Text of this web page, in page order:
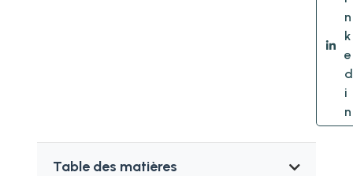
n
k
e
d
i
n
Table des matières